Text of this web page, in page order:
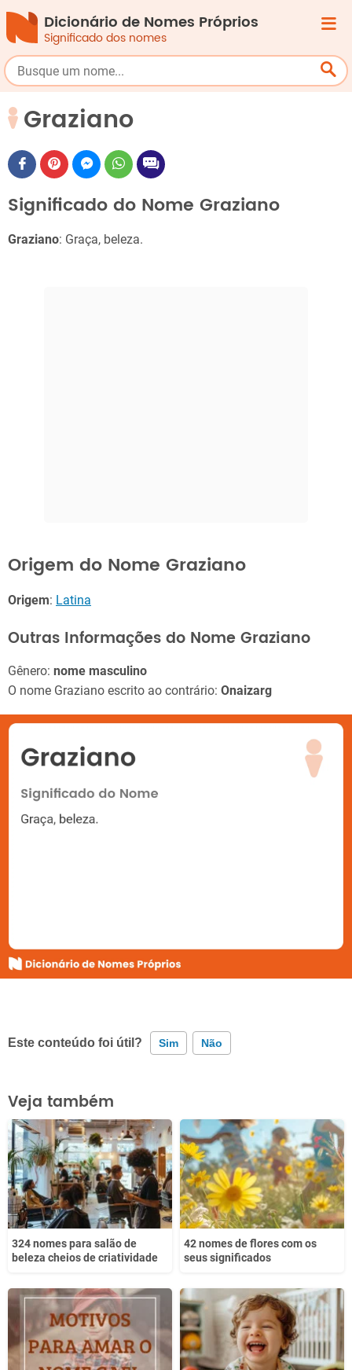
Dicionário de Nomes Próprios
Significado dos nomes
Graziano
Significado do Nome Graziano
Graziano: Graça, beleza.
Origem do Nome Graziano
Origem: Latina
Outras Informações do Nome Graziano
Gênero: nome masculino
O nome Graziano escrito ao contrário: Onaizarg
Este conteúdo foi útil? Sim Não
Este conteúdo contém informação incorreta
Este conteúdo não tem a informação que procuro
Outro
Veja também
324 nomes para salão de
beleza cheios de criatividade
42 nomes de flores com os
seus significados